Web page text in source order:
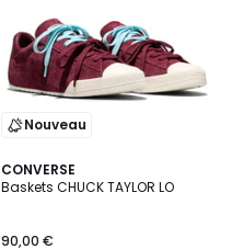
Nouveau
CONVERSE
Baskets CHUCK TAYLOR LO
90,00 €